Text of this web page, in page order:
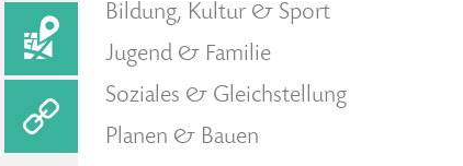
Bildung, Kultur & Sport
Jugend & Familie
Soziales & Gleichstellung
Planen & Bauen